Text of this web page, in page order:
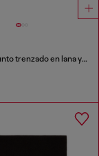
Gorro de punto trenzado en lana y algodón